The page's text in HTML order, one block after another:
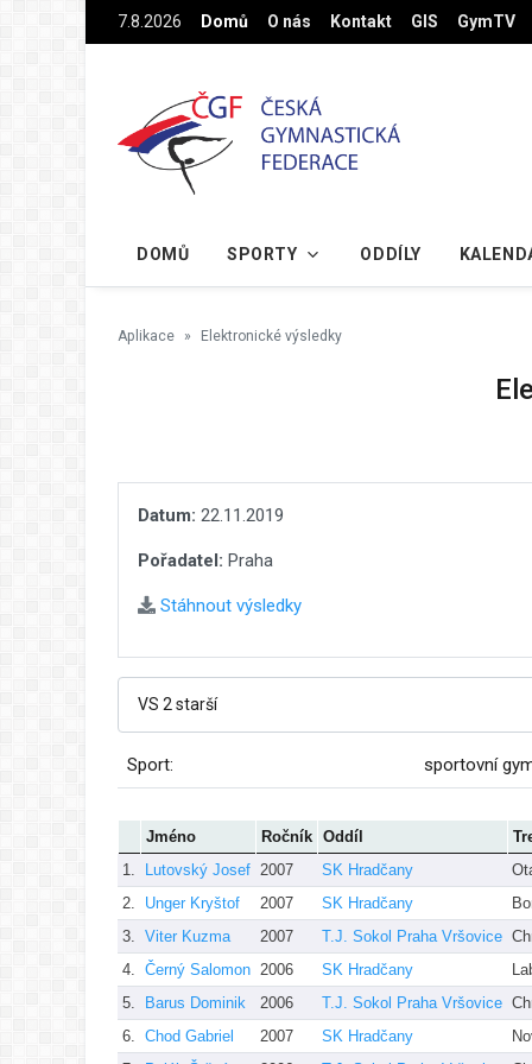
Na hlavní obsah7.8.2026 Domů O nás Kontakt GIS GymTV
DOMŮ SPORTY ODDÍLY
Aplikace Elektronické výsledky
Datum: 22.11.2019
Pořadatel: Praha
Stáhnout výsledky
Sport: sportovní
Jméno Ročník Oddíl
1.
Lutovský Josef 2007 SK Hradčany
2.
Unger Kryštof 2007 SK Hradčany
3.
Viter Kuzma 2007 T.J. Sokol Praha Vršovice
4.
Černý Salomon 2006 SK Hradčany
5.
Barus Dominik 2006 T.J. Sokol Praha Vršovice
6.
Chod Gabriel 2007 SK Hradčany